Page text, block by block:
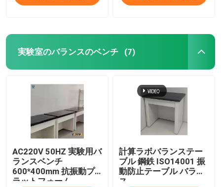
実験室のバランスのベンチ (7)
AC220V 50HZ 実験用バ
ランスベンチ
600*400mm 抗振動プ
ラットフォーム
計算ラボバランステー
ブル 鋼鉄 ISO14001 振
動防止テーブル バラン
ス